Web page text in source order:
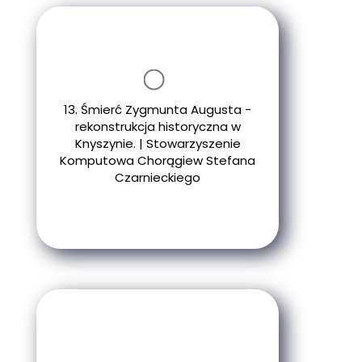
13. Śmierć Zygmunta Augusta -
rekonstrukcja historyczna w
Knyszynie. | Stowarzyszenie
Komputowa Chorągiew Stefana
Czarnieckiego